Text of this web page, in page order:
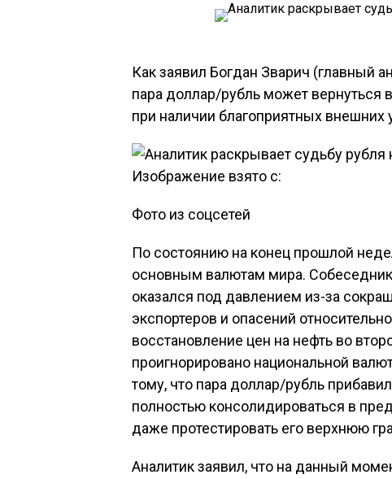
Как заявил Богдан Зварич (главный
пара доллар/рубль может вернуться
при наличии благоприятных внешних
Изображение взято с:
Фото из соцсетей
По состоянию на конец прошлой
основным валютам мира. Собеседник
оказался под давлением из-за
экспортеров и опасений
восстановление цен на нефть во
проигнорировано национальной
тому, что пара доллар/рубль
полностью консолидироваться в
даже протестировать его верхнюю
Аналитик заявил, что на данный